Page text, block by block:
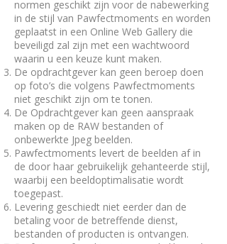
normen geschikt zijn voor de nabewerking
in de stijl van Pawfectmoments en worden
geplaatst in een Online Web Gallery die
beveiligd zal zijn met een wachtwoord
waarin u een keuze kunt maken.
De opdrachtgever kan geen beroep doen
op foto’s die volgens Pawfectmoments
niet geschikt zijn om te tonen.
De Opdrachtgever kan geen aanspraak
maken op de RAW bestanden of
onbewerkte Jpeg beelden.
Pawfectmoments levert de beelden af in
de door haar gebruikelijk gehanteerde stijl,
waarbij een beeldoptimalisatie wordt
toegepast.
Levering geschiedt niet eerder dan de
betaling voor de betreffende dienst,
bestanden of producten is ontvangen.